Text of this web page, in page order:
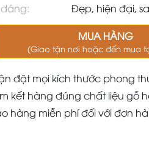
dáng:
Đẹp, hiện đại,
MUA HÀNG
(Giao tận nơi hoặc đến mua
đặt mọi kích thước phong
kết hàng đúng chất liệu gỗ
hàng miễn phí đối với đơn